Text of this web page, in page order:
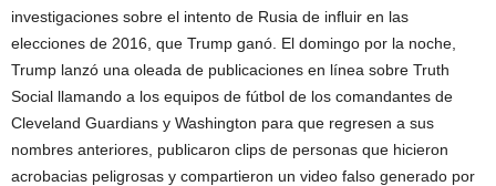
investigaciones sobre el intento de Rusia de influir en las
elecciones de 2016, que Trump ganó. El domingo por la noche,
Trump lanzó una oleada de publicaciones en línea sobre Truth
Social llamando a los equipos de fútbol de los comandantes de
Cleveland Guardians y Washington para que regresen a sus
nombres anteriores, publicaron clips de personas que hicieron
acrobacias peligrosas y compartieron un video falso generado por